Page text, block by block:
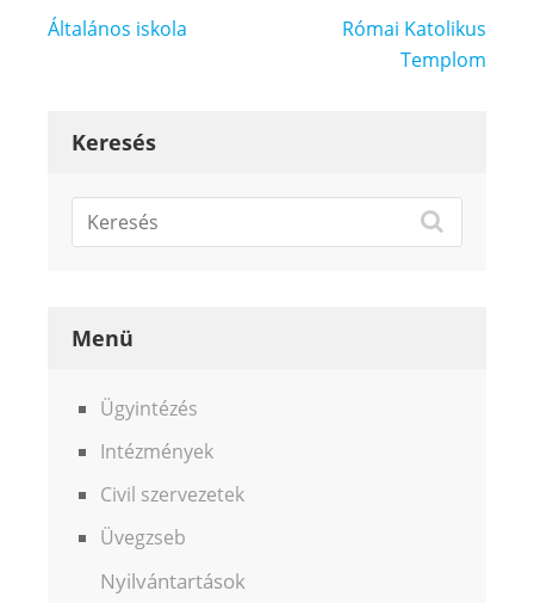
Bejegyzés
Általános iskola
Római Katolikus
Templom
Keresés
Menü
Ügyintézés
Intézmények
Civil szervezetek
Üvegzseb
Nyilvántartások